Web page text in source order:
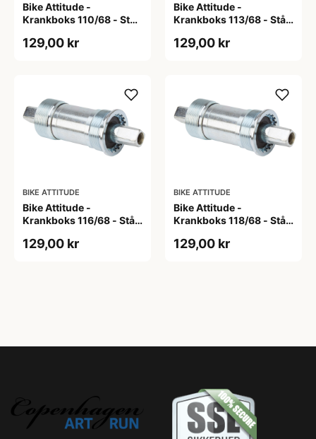
Bike Attitude -
Krankboks 110/68 - Stål
129,00 kr
Bike Attitude -
Krankboks 113/68 - Stål
129,00 kr
BIKE ATTITUDE
Bike Attitude -
Krankboks 116/68 - Stål
129,00 kr
BIKE ATTITUDE
Bike Attitude -
Krankboks 118/68 - Stål
129,00 kr